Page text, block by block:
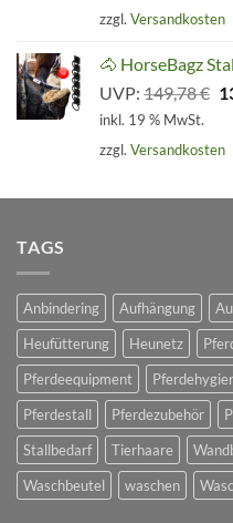
74,89 €
zzgl. Versandkosten
🐴 HorseBagz
UVP: 149,78€
inkl. 19 % MwSt.
zzgl. Versandkosten
TAGS
Anbindering Aufhängung
Heufütterung
Heunetz
Pferdeequipment
Pferdestall
Pferdezubehör
Stallbedarf
Tierhaare
Waschbeutel
waschen